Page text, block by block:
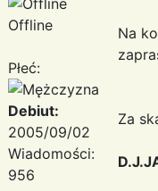
Offline
Płeć:
Debiut:
2005/09/02
Wiadomości:
956
Na
Za